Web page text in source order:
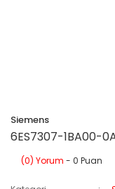
Siemens
6ES7307-1BA00-
(0) Yorum - 0 Puan